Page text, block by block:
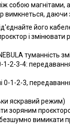
собою
вимкнеться, даючи
його
і змінювати
туманність
1-2-3-4:
0-1-2-3,
яскравий режим)
зоряним
вимикати